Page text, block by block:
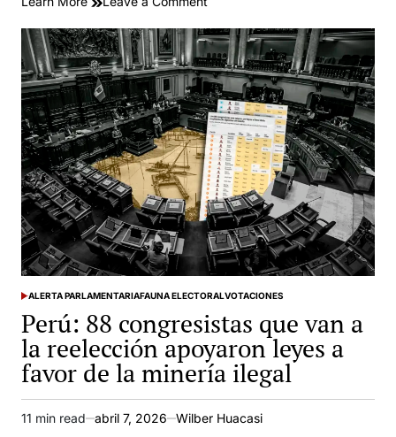
de
Keiko
Fujimori
respaldó
con
78
votos
leyes
que
favorecen
la
minería
informal
e
ilegal
POSTED
IN
ALERTA PARLAMENTARIAFAUNA ELECTORALVOTACIONES
Perú: 88 congresistas que van a
la reelección apoyaron leyes a
favor de la minería ilegal
Estimated
11 min read abril 7, 2026 Wilber Huacasi